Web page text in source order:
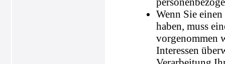
Wenn Sie
haben, muss
vorgenommen
Interessen